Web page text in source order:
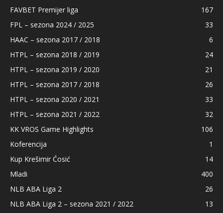
FAVBET Premijer liga
167
FPL – sezona 2024 / 2025
33
HAAC – sezona 2017 / 2018
6
HTPL – sezona 2018 / 2019
24
HTPL – sezona 2019 / 2020
21
HTPL – sezona 2017 / 2018
26
HTPL – sezona 2020 / 2021
33
HTPL – sezona 2021 / 2022
32
KK VROS Game Highlights
106
Koferencija
1
Kup Krešimir Ćosić
14
Mladi
400
NLB ABA Liga 2
26
NLB ABA Liga 2 – sezona 2021 / 2022
13